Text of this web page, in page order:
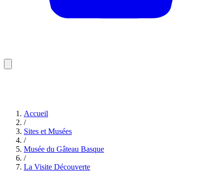
Accueil
/
Sites et Musées
/
Musée du Gâteau Basque
/
La Visite Découverte